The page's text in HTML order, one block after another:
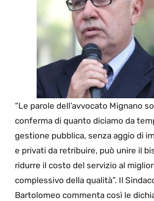
“Le parole dell’avvocato Mignano
conferma di quanto diciamo da
gestione pubblica, senza aggio di
e privati da retribuire, può unire il
ridurre il costo del servizio al
complessivo della qualità”. Il
Bartolomeo commenta così le